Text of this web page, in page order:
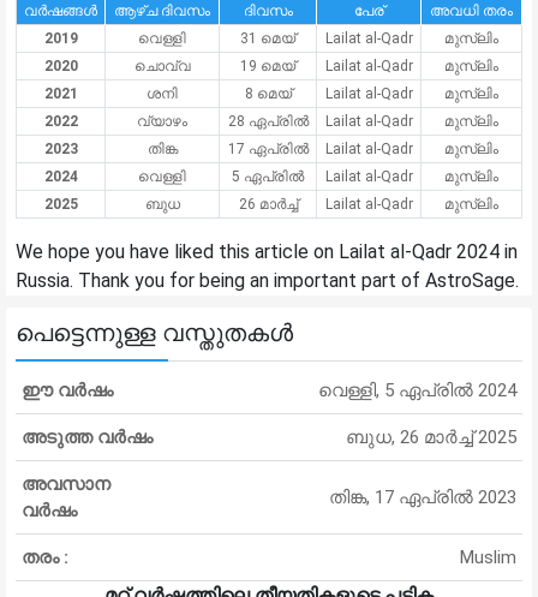
വർഷങ്ങൾ ആഴ്ച ദിവസം ദിവസം പേര്
അവധി തരം
2019
വെള്ളി 31 മെയ് Lailat al-Qadr
മുസ്ലിം
2020
ചൊവ്വ 19 മെയ് Lailat al-Qadr
മുസ്ലിം
2021
ശനി 8 മെയ് Lailat al-Qadr
മുസ്ലിം
2022
വ്യാഴം 28 ഏപ്രിൽ Lailat al-Qadr
മുസ്ലിം
2023
തിങ്ക 17 ഏപ്രിൽ Lailat al-Qadr
മുസ്ലിം
2024
വെള്ളി 5 ഏപ്രിൽ Lailat al-Qadr
മുസ്ലിം
2025
ബുധ 26 മാർച്ച് Lailat al-Qadr മുസ്ലിം
We hope you have liked this article on Lailat al-Qadr 2024 in
Russia. Thank you for being an important part of AstroSage.
പെട്ടെന്നുള്ള വസ്തുതകൾ
ഈ വർഷം വെള്ളി, 5 ഏപ്രിൽ 2024
അടുത്ത വർഷം ബുധ, 26 മാർച്ച് 2025
അവസാന
വർഷം
തിങ്ക, 17 ഏപ്രിൽ 2023
തരം : Muslim